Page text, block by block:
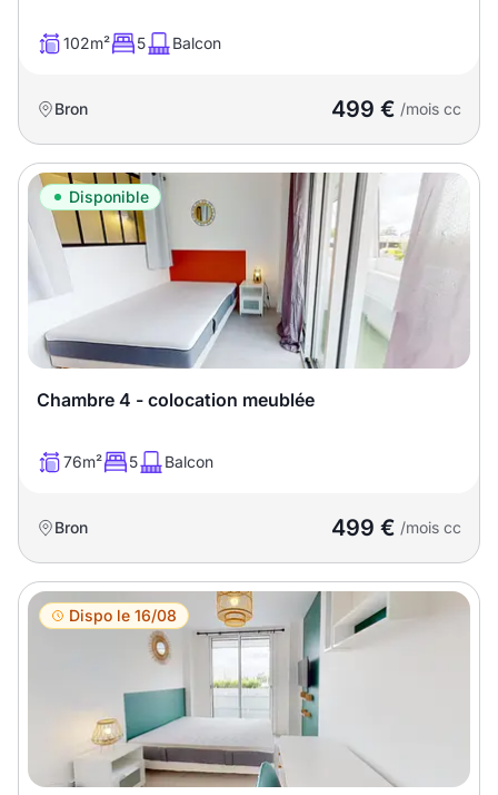
102m² 5 Balcon
Bron 499 € /mois cc
Disponible
Chambre 4 - colocation meublée
76m² 5 Balcon
Bron 499 € /mois cc
Dispo le 16/08